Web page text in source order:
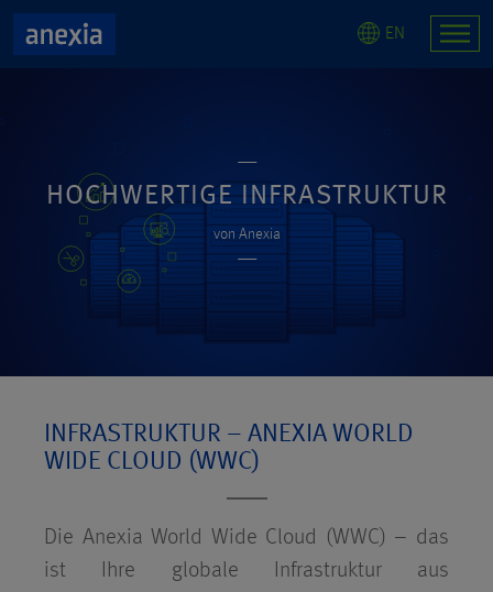
EN
HOCHWERTIGE INFRASTRUKTUR
von Anexia
INFRASTRUKTUR – ANEXIA WORLD
WIDE CLOUD (WWC)
Die Anexia World Wide Cloud (WWC) – das
ist Ihre globale Infrastruktur aus